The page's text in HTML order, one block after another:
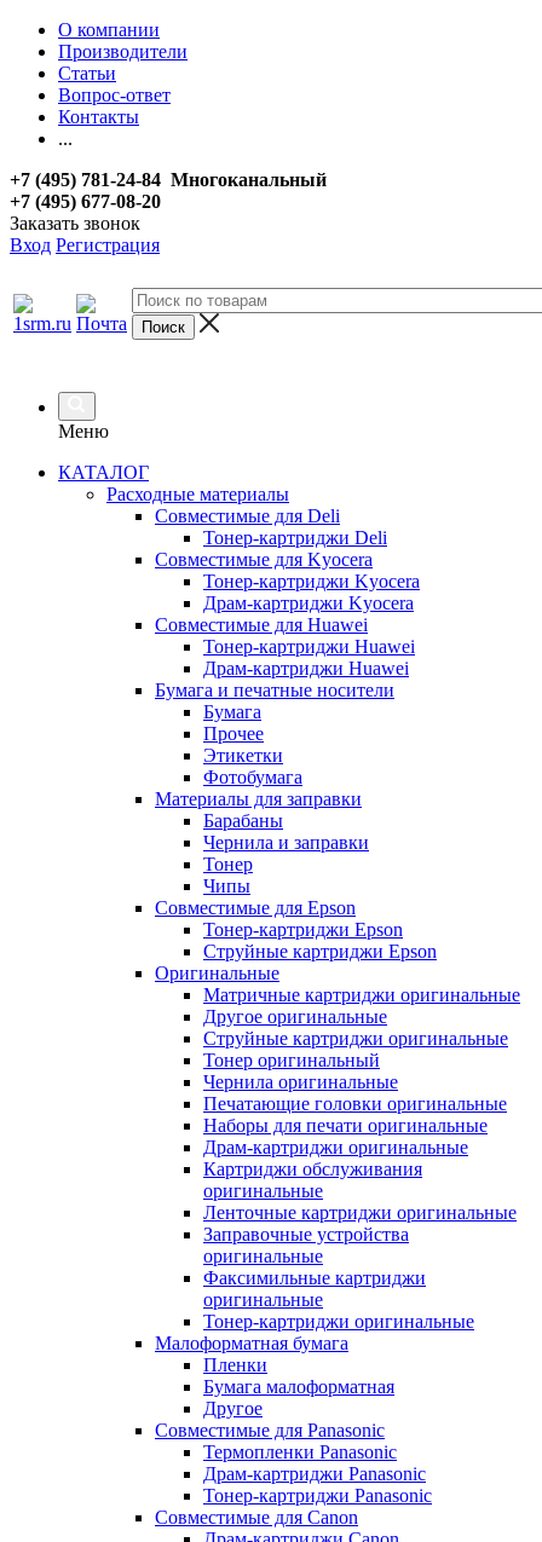
О компании
Производители
Статьи
Вопрос-ответ
Контакты
...
+7 (495) 781-24-84 Многоканальный
+7 (495) 677-08-20
Заказать звонок
Вход Регистрация
Меню
КАТАЛОГ
Расходные материалы
Совместимые для Deli
Тонер-картриджи Deli
Совместимые для Kyocera
Тонер-картриджи Kyocera
Драм-картриджи Kyocera
Совместимые для Huawei
Тонер-картриджи Huawei
Драм-картриджи Huawei
Бумага и печатные носители
Бумага
Прочее
Этикетки
Фотобумага
Материалы для заправки
Барабаны
Чернила и заправки
Тонер
Чипы
Совместимые для Epson
Тонер-картриджи Epson
Струйные картриджи Epson
Оригинальные
Матричные картриджи оригинальные
Другое оригинальные
Струйные картриджи оригинальные
Тонер оригинальный
Чернила оригинальные
Печатающие головки оригинальные
Наборы для печати оригинальные
Драм-картриджи оригинальные
Картриджи обслуживания
оригинальные
Ленточные картриджи оригинальные
Заправочные устройства
оригинальные
Факсимильные картриджи
оригинальные
Тонер-картриджи оригинальные
Малоформатная бумага
Пленки
Бумага малоформатная
Другое
Совместимые для Panasonic
Термопленки Panasonic
Драм-картриджи Panasonic
Тонер-картриджи Panasonic
Совместимые для Canon